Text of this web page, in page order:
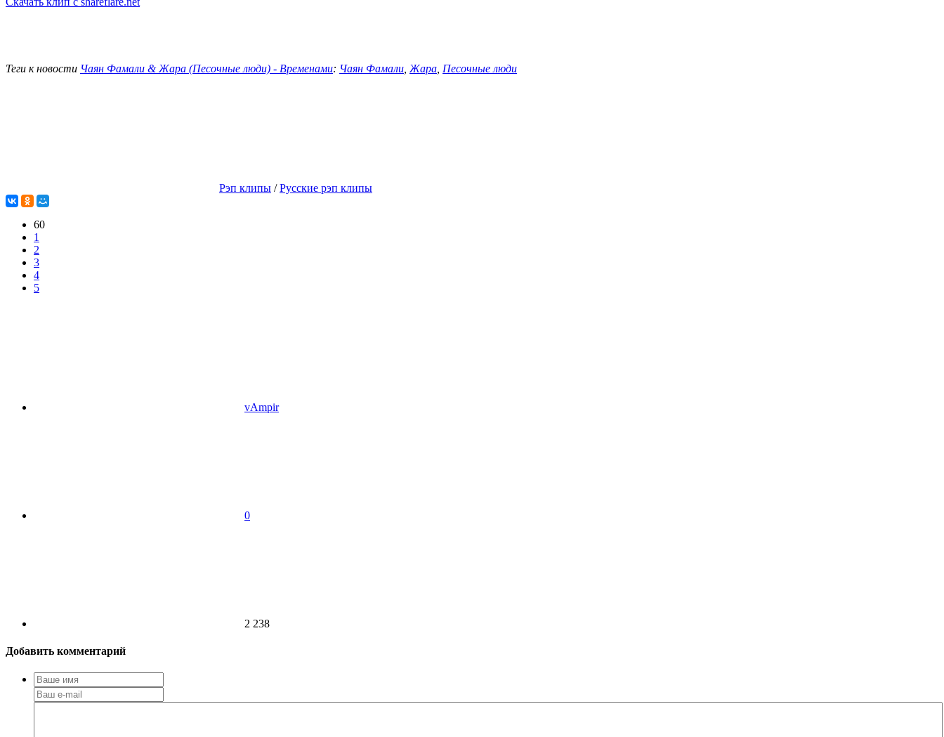
Теги к новости Чаян Фамали & Жара (Песочные люди) - Временами: Чаян Фамали Жара Песочные люди
Рэп клипы /Русские рэп клипы
60
1
2
3
4
5
vAmpir
0
2 238
Добавить комментарий